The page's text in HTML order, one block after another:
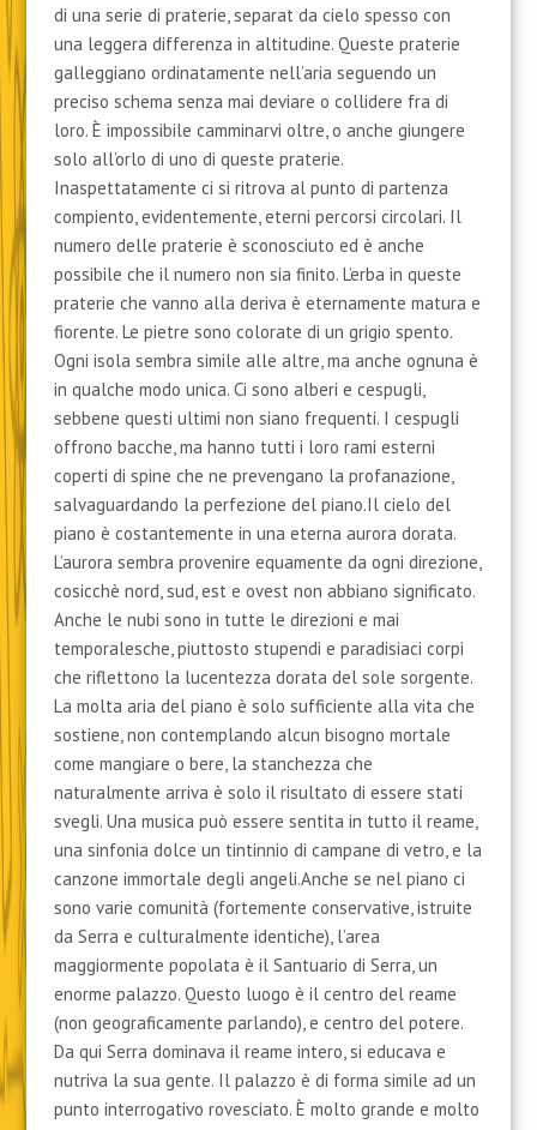
di una serie di praterie, separat da cielo spesso con
una leggera differenza in altitudine. Queste praterie
galleggiano ordinatamente nell’aria seguendo un
preciso schema senza mai deviare o collidere fra di
loro. È impossibile camminarvi oltre, o anche giungere
solo all’orlo di uno di queste praterie.
Inaspettatamente ci si ritrova al punto di partenza
compiento, evidentemente, eterni percorsi circolari. Il
numero delle praterie è sconosciuto ed è anche
possibile che il numero non sia finito. L’erba in queste
praterie che vanno alla deriva è eternamente matura e
fiorente. Le pietre sono colorate di un grigio spento.
Ogni isola sembra simile alle altre, ma anche ognuna è
in qualche modo unica. Ci sono alberi e cespugli,
sebbene questi ultimi non siano frequenti. I cespugli
offrono bacche, ma hanno tutti i loro rami esterni
coperti di spine che ne prevengano la profanazione,
salvaguardando la perfezione del piano.Il cielo del
piano è costantemente in una eterna aurora dorata.
L’aurora sembra provenire equamente da ogni direzione,
cosicchè nord, sud, est e ovest non abbiano significato.
Anche le nubi sono in tutte le direzioni e mai
temporalesche, piuttosto stupendi e paradisiaci corpi
che riflettono la lucentezza dorata del sole sorgente.
La molta aria del piano è solo sufficiente alla vita che
sostiene, non contemplando alcun bisogno mortale
come mangiare o bere, la stanchezza che
naturalmente arriva è solo il risultato di essere stati
svegli. Una musica può essere sentita in tutto il reame,
una sinfonia dolce un tintinnio di campane di vetro, e la
canzone immortale degli angeli.Anche se nel piano ci
sono varie comunità (fortemente conservative, istruite
da Serra e culturalmente identiche), l’area
maggiormente popolata è il Santuario di Serra, un
enorme palazzo. Questo luogo è il centro del reame
(non geograficamente parlando), e centro del potere.
Da qui Serra dominava il reame intero, si educava e
nutriva la sua gente. Il palazzo è di forma simile ad un
punto interrogativo rovesciato. È molto grande e molto